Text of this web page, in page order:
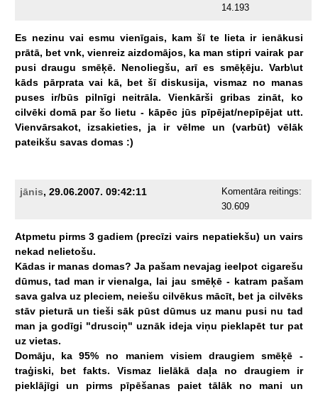
14.193
Es nezinu vai esmu vienīgais, kam šī te lieta ir ienākusi
prātā, bet vnk, vienreiz aizdomājos, ka man stipri vairak par
pusi draugu smēķē. Nenoliegšu, arī es smēķēju. Varb\ut
kāds pārprata vai kā, bet šī diskusija, vismaz no
manas
puses
ir/būs pilnīgi neitrāla. Vienkārši gribas zināt,
ko
cilvēki domā par šo lietu - kāpēc jūs pīpējat/nepīpējat utt.
Vienvārsakot,
izsakieties, ja ir vēlme un (varbūt)
vēlāk
pateikšu savas domas :)
jānis, 29.06.2007. 09:42:11
Komentāra reitings:
30.609
Atpmetu pirms 3 gadiem (precīzi vairs nepatiekšu) un vairs
nekad nelietošu.
Kādas ir manas domas? Ja pašam nevajag ieelpot cigarešu
dūmus, tad man ir vienalga, lai jau smēķē - katram pašam
sava galva uz pleciem, neiešu cilvēkus mācīt, bet ja cilvēks
stāv pieturā un tieši sāk pūst dūmus uz manu pusi nu tad
man ja godīgi "drusciņ" uznāk ideja viņu pieklapēt tur pat
uz vietas.
Domāju,
ka 95% no maniem visiem draugiem smēķē
-
traģiski,
bet fakts. Vismaz lielākā daļa no draugiem
ir
pieklājīgi
un pirms pīpēšanas paiet tālāk no mani
un